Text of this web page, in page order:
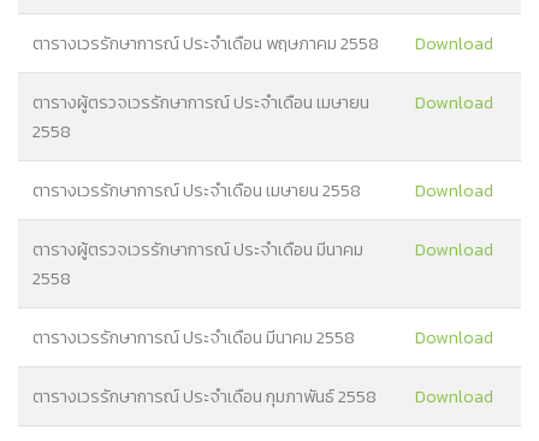
ตารางเวรรักษาการณ์ ประจำเดือน พฤษภาคม 2558 Download
ตารางผู้ตรวจเวรรักษาการณ์ ประจำเดือน เมษายน
2558
Download
ตารางเวรรักษาการณ์ ประจำเดือน เมษายน 2558 Download
ตารางผู้ตรวจเวรรักษาการณ์ ประจำเดือน มีนาคม
2558
Download
ตารางเวรรักษาการณ์ ประจำเดือน มีนาคม 2558 Download
ตารางเวรรักษาการณ์ ประจำเดือน กุมภาพันธ์ 2558 Download